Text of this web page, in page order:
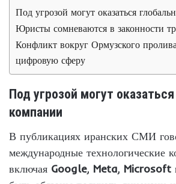
Под угрозой могут оказаться
Юристы сомневаются в законности
Конфликт вокруг Ормузского
цифровую сферу
Под угрозой могут
компании
В публикациях иранских СМИ
международные технологические
включая Google, Meta, Microsoft